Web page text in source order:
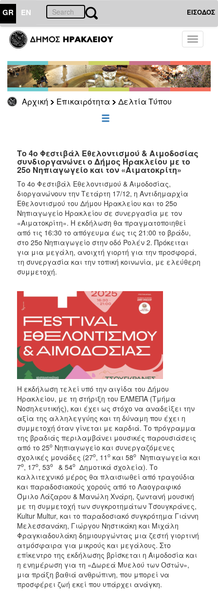
GR EN ΕΙΣΟΔΟΣ
Toggle
Αρχική Επικαιρότητα Δελτία Τύπου
ΕΠΙΚΑΙΡΟΤΗΤΑ
Τύπου
Αρχείο
ΕΠΙΣΚΕΠΤΗΣ
ΗΡΑΚΛΕΙΟ
Το 4ο Φεστιβάλ Εθελοντισμού & Αιμοδοσίας
συνδιοργανώνει ο Δήμος Ηρακλείου με το
25ο Νηπιαγωγείο και τον «Αιματοκρίτη»
Το 4ο Φεστιβάλ Εθελοντισμού & Αιμοδοσίας,
διοργανώνουν την Τετάρτη 17/12, η Αντιδημαρχία
Εθελοντισμού του Δήμου Ηρακλείου και το 25ο
Νηπιαγωγείο Ηρακλείου σε συνεργασία με τον
«Αιματοκρίτη». Η εκδήλωση θα πραγματοποιηθεί
από τις 16:30 το απόγευμα έως τις 21:00 το βράδυ,
στο 25ο Νηπιαγωγείο στην οδό Ρολέν 2. Πρόκειται
για μια μεγάλη, ανοιχτή γιορτή για την προσφορά,
τη συνεργασία και την τοπική κοινωνία, με ελεύθερη
συμμετοχή.
Η εκδήλωση τελεί υπό την αιγίδα του Δήμου
Ηρακλείου, με τη στήριξη του ΕΛΜΕΠΑ (Τμήμα
Νοσηλευτικής), και έχει ως στόχο να αναδείξει την
αξία της αλληλεγγύης και τη δύναμη που έχει η
συμμετοχή όταν γίνεται με καρδιά. Το πρόγραμμα
της βραδιάς περιλαμβάνει μουσικές παρουσιάσεις
από το 25ο Νηπιαγωγείο και συνεργαζόμενες
σχολικές μονάδες (27ο, 11 ο και 58ο Νηπιαγωγεία και
7ο, 17ο, 53ο & 54ο Δημοτικά σχολεία). Το
καλλιτεχνικό μέρος θα πλαισιωθεί από τραγούδια
και παραδοσιακούς χορούς από το Λαογραφικό
Όμιλο Λάζαρου & Μανώλη Χνάρη, ζωντανή μουσική
με τη συμμετοχή των συγκροτημάτων Τσουγκράνες,
Kultur Multur, και το παραδοσιακό συγκρότημα Γιάννη
Μελεσσανάκη, Γιώργου Νηστικάκη και Μιχάλη
Φραγκιαδουλάκη δημιουργώντας μια ζεστή γιορτινή
ατμόσφαιρα για μικρούς και μεγάλους. Στο
επίκεντρο της εκδήλωσης βρίσκεται η Αιμοδοσία και
η ενημέρωση για τη «Δωρεά Μυελού των Οστών»,
μια πράξη βαθιά ανθρώπινη, που μπορεί να
προσφέρει ζωή εκεί που υπάρχει ανάγκη.